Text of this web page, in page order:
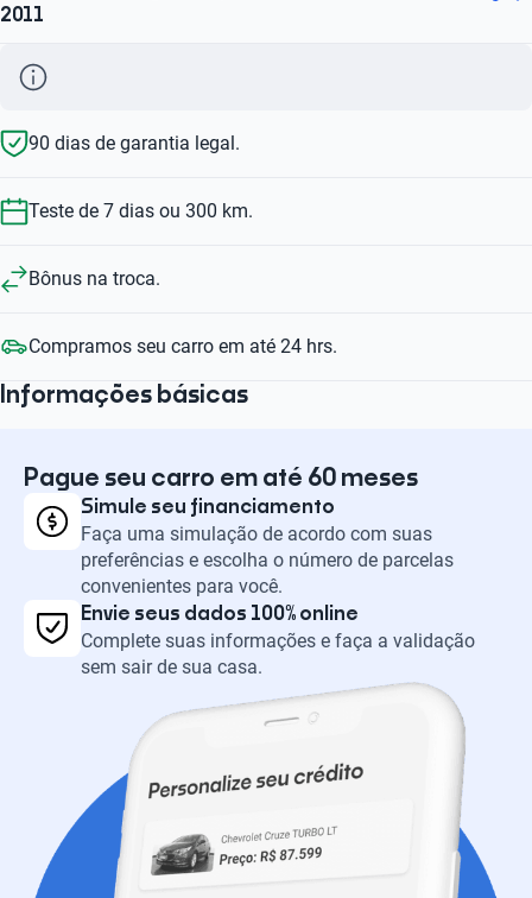
2011
90 dias de garantia legal.
Teste de 7 dias ou 300 km.
Bônus na troca.
Compramos seu carro em até 24 hrs.
Informações básicas
Pague seu carro em até 60 meses
Simule seu financiamento
Faça uma simulação de acordo com suas
preferências e escolha o número de parcelas
convenientes para você.
Envie seus dados 100% online
Complete suas informações e faça a validação
sem sair de sua casa.